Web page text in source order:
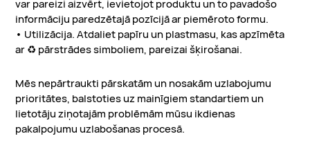
var pareizi aizvērt, ievietojot produktu un to pavadošo
informāciju paredzētajā pozīcijā ar piemēroto formu.
• Utilizācija. Atdaliet papīru un plastmasu, kas apzīmēta
ar ♻️ pārstrādes simboliem, pareizai šķirošanai.
Mēs nepārtraukti pārskatām un nosakām uzlabojumu
prioritātes, balstoties uz mainīgiem standartiem un
lietotāju ziņotajām problēmām mūsu ikdienas
pakalpojumu uzlabošanas procesā.